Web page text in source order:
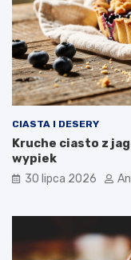
CIASTA I DESERY
Kruche ciasto z
wypiek
30 lipca 2026